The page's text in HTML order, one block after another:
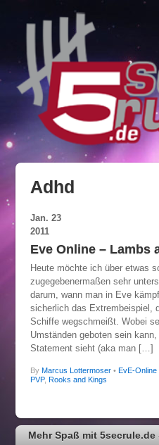
Adhd
Jan. 23
2011
Eve Online – Lambs
Heute möchte ich über etwas
zugegebenermaßen sehr
darum, wann man in Eve
sicherlich das Extrembeispiel,
Schiffe wegschmeißt. Wobei
Umständen geboten sein
Statement sieht (aka man […]
By Marcus Lottermoser• EvE-Online
PVP, Rooks and Kings
Mehr Spaß mit 5secrule.de